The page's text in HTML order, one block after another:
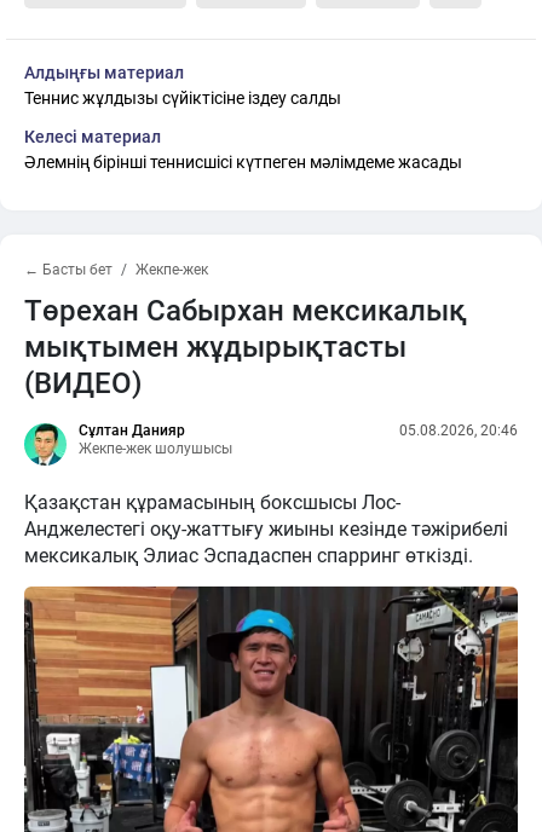
Алдыңғы материал
Теннис жұлдызы сүйіктісіне іздеу салды
Келесі материал
Әлемнің бірінші теннисшісі күтпеген мәлімдеме жасады
← Басты бет Жекпе-жек
Төрехан Сабырхан мексикалық
мықтымен жұдырықтасты
(ВИДЕО)
Сұлтан Данияр
Жекпе-жек шолушысы
05.08.2026, 20:46
Қазақстан құрамасының боксшысы Лос-
Анджелестегі оқу-жаттығу жиыны кезінде тәжірибелі
мексикалық Элиас Эспадаспен спарринг өткізді.